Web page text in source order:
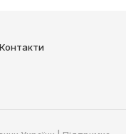
Контакти